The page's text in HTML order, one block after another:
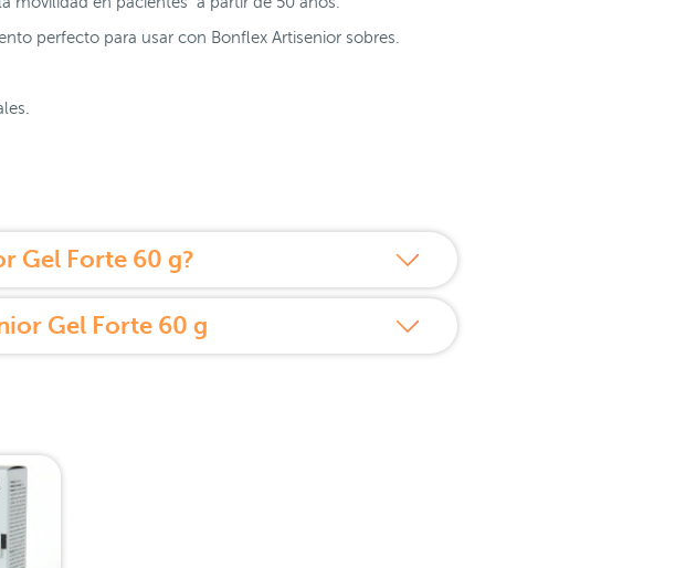
perfecto para usar con Bonflex Artisenior sobres.
Gel Forte 60 g?
Gel Forte 60 g